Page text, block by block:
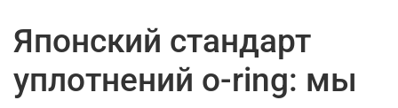
Японский стандарт
уплотнений o-ring: мы